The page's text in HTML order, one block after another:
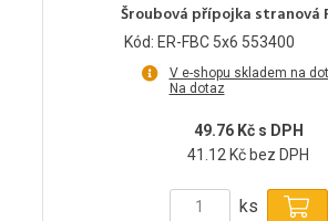
Šroubová přípojka stranová
Kód: ER-FBC 5x6 553400
V e-shopu skladem na
Na dotaz
49.76 Kč s DPH
41.12 Kč bez DPH
ks